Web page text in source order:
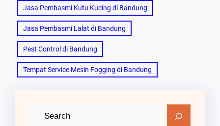
Jasa Pembasmi Kutu Kucing di Bandung
Jasa Pembasmi Lalat di Bandung
Pest Control di Bandung
Tempat Service Mesin Fogging di Bandung